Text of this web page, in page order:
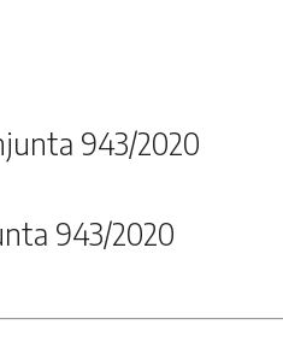
943/2020
943/2020